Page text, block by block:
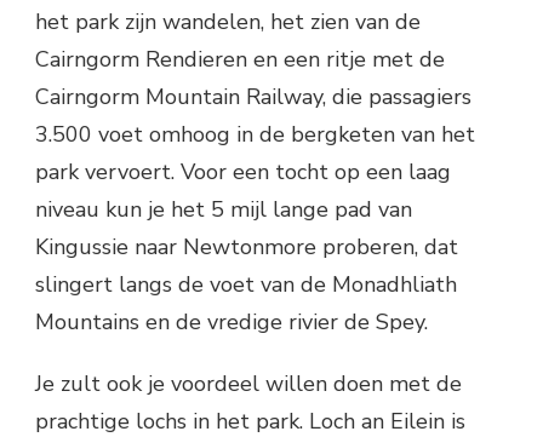
het park zijn wandelen, het zien van de
Cairngorm Rendieren en een ritje met de
Cairngorm Mountain Railway, die passagiers
3.500 voet omhoog in de bergketen van het
park vervoert. Voor een tocht op een laag
niveau kun je het 5 mijl lange pad van
Kingussie naar Newtonmore proberen, dat
slingert langs de voet van de Monadhliath
Mountains en de vredige rivier de Spey.
Je zult ook je voordeel willen doen met de
prachtige lochs in het park. Loch an Eilein is